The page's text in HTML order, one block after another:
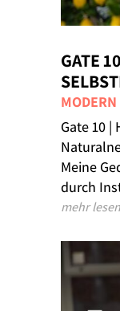
GATE
Gate 10 |
Meine
durch
mehr lesen